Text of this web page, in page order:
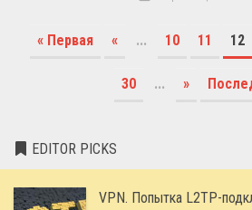
« Первая « ... 10 11 12
30 ... »
EDITOR PICKS
VPN. Попытка L2TP-